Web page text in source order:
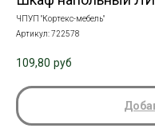
ЧПУП "Кортекс-мебель"
Артикул:722578
109,80 руб